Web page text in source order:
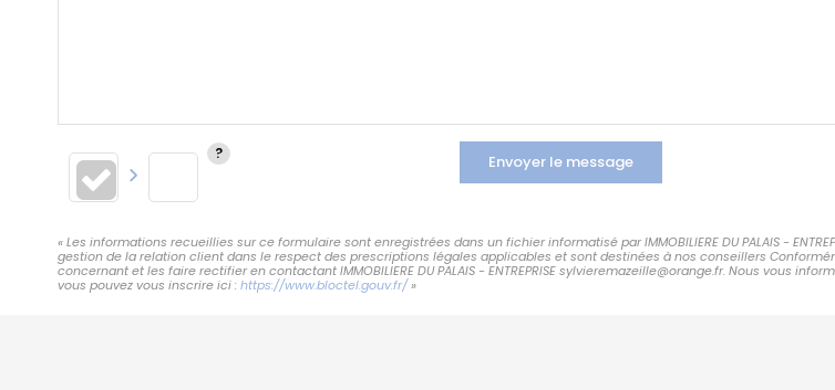
Envoyer le message
« Les informations recueillies sur ce formulaire sont enregistrées dans un fichier informatisé par IMMOBILIERE DU PALAIS -
gestion de la relation client dans le respect des prescriptions légales applicables et sont destinées à nos conseillers
concernant et les faire rectifier en contactant IMMOBILIERE DU PALAIS - ENTREPRISE sylvieremazeille@orange.fr. Nous vous
vous pouvez vous inscrire ici : https://www.bloctel.gouv.fr/»